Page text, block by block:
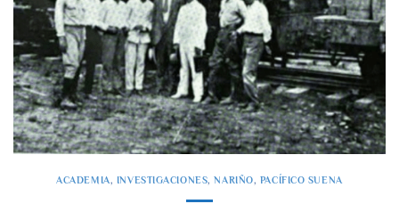
ACADEMIA, INVESTIGACIONES,NARIÑO, PACÍFICO SUENA